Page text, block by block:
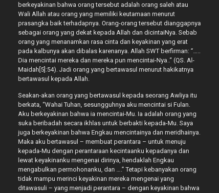
berkeyakinan bahwa orang tersebut adalah orang saleh atau
Wali Allah atau orang yang memiliki keutamaan menurut
prasangka baik terhadapnya. Orang-orang tersebut dianggapnya
sebagai orang yang dekat kepada Allah dan dicintaiNya. Sebab
orang yang menanamkan rasa cinta dan keyakinan yang erat
pada kalbunya akan dibalas karenanya. Allah SWT berfirman: “…..
Dia mencintai mereka dan mereka pun mencintai-Nya..” (QS. Al-
Maidah[5]:54). Jadi orang yang bertawasul menurut hakikatnya
bertawasul kepada Allah.
Seakan-akan orang yang bertawasul kepada seorang Awliya itu
berkata, “Wahai Tuhan, sesungguhnya aku mencintai si Fulan.
Aku berkeyakinan bahwa ia mencintai-Mu. Ia adalah orang yang
suka beribadah secara ikhlas untuk berbakti kepada-Mu. Saya
juga berkeyakinan bahwa Engkau mencintainya dan meridhainya.
Maka aku bertawasul – membuat perantara – untuk menuju
kepada-Mu dengan perantaraan kecintaanku kepadanya dan
lewat keyakinanku mengenai dirinya, hendaklah Engkau
mengabulkan permohonanku, dan ….” Tetapi kebanyakan orang
tidak mampu merinci keyakinan mereka mengenai yang
ditawasuli – yang menjadi perantara – dengan keyakinan bahwa